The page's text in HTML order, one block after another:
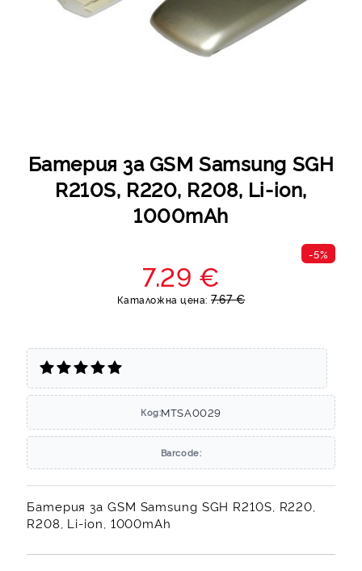
Батерия за GSM Samsung SGH
R210S, R220, R208, Li-ion,
1000mAh
-5%
7.29 €
Каталожна цена: 7.67 €
Код:MTSA0029
Barcode:
Батерия за GSM Samsung SGH R210S, R220,
R208, Li-ion, 1000mAh